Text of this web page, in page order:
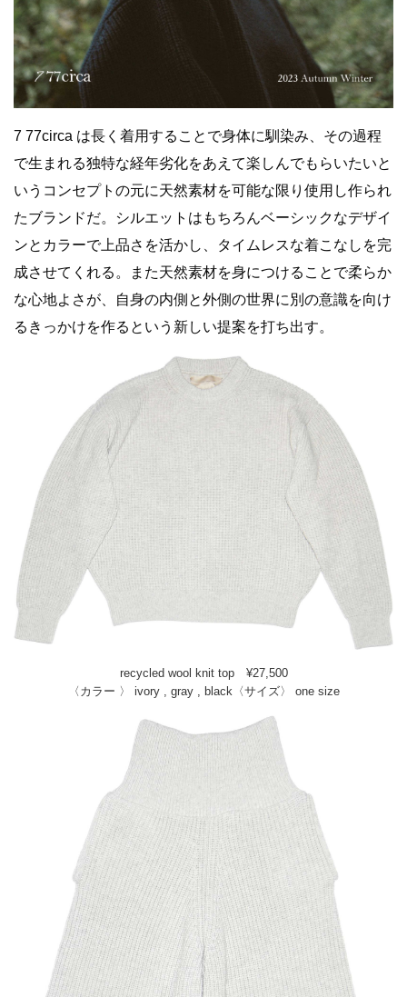
7 77circa は長く着用することで身体に馴染み、その過程
で生まれる独特な経年劣化をあえて楽しんでもらいたいと
いうコンセプトの元に天然素材を可能な限り使用し作られ
たブランドだ。シルエットはもちろんベーシックなデザイ
ンとカラーで上品さを活かし、タイムレスな着こなしを完
成させてくれる。また天然素材を身につけることで柔らか
な心地よさが、自身の内側と外側の世界に別の意識を向け
るきっかけを作るという新しい提案を打ち出す。
recycled wool knit top ¥27,500
〈カラー 〉 ivory , gray , black〈サイズ〉 one size